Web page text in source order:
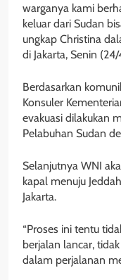
warganya kami
keluar dari Sudan
ungkap Christina
di Jakarta, Senin
Berdasarkan
Konsuler
evakuasi dilakukan
Pelabuhan Sudan
Selanjutnya WNI
kapal menuju
Jakarta.
“Proses ini tentu
berjalan lancar,
dalam perjalanan